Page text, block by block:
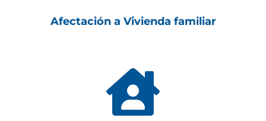
Afectación a Vivienda familiar
